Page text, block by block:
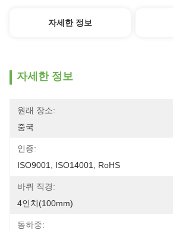
자세한 정보
자세한 정보
원래 장소:
중국
인증:
ISO9001, ISO14001, RoHS
바퀴 직경:
4인치(100mm)
동하중: